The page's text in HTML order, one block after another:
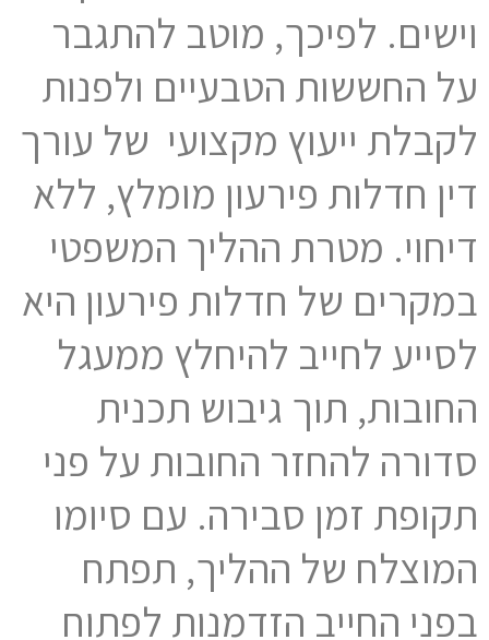
וישים. לפיכך, מוטב להתגבר
על החששות הטבעיים ולפנות
לקבלת ייעוץ מקצועי של עורך
דין חדלות פירעון מומלץ, ללא
דיחוי. מטרת ההליך המשפטי
במקרים של חדלות פירעון היא
לסייע לחייב להיחלץ ממעגל
החובות, תוך גיבוש תכנית
סדורה להחזר החובות על פני
תקופת זמן סבירה. עם סיומו
המוצלח של ההליך, תפתח
בפני החייב הזדמנות לפתוח